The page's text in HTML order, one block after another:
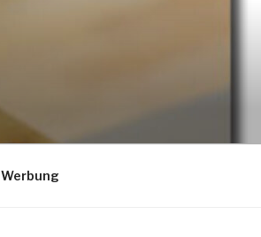
Werbung